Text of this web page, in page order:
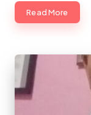
Read More